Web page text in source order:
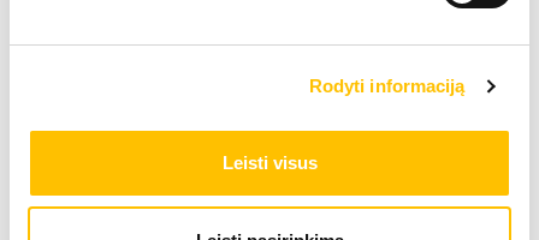
Rodyti informaciją
Leisti visus
Visu izmēru jaudīgie riteņu frontālie iekrāvēji garantē
produktivitāti vienlaicīgi ar augstu pārkraušanas jaudu.
Jaunie Liebherr Stereo iekrāvēji
Jauno L 507 – L 518 Stereo iekrāvēju kompaktais dizains